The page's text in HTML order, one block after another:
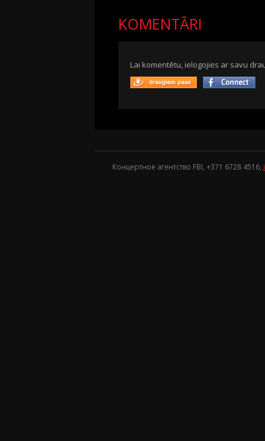
KOMENTĀRI
Lai komentētu, ielogojies ar savu
Концертное агентство FBI, +371 6728 4516,